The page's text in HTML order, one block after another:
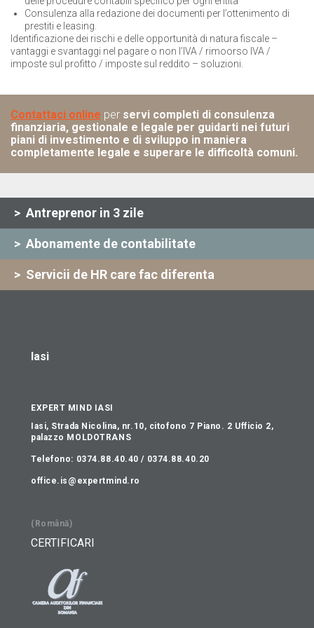
Consulenza alla redazione dei documenti per l’ottenimento di
prestiti e leasing.
Identificazione dei rischi e delle opportunità di natura fiscale –
vantaggi e svantaggi nel pagare o non l’IVA / rimoorso IVA /
imposte sul profitto / imposte sul reddito – soluzioni.
Contattaci online per servi completi di consulenza
finanziaria, gestionale e legale per guidarti nei futuri
piani di investimento e di sviluppo in maniera
completamente legale e superare le difficoltà comuni.
> Antreprenor in 3 zile
> Abonamente de contabilitate
> Servicii de HR care fac diferenta
Iasi
EXPERT MIND IASI
Iasi, Strada Nicolina, nr.10, citofono 7 Piano. 2 Ufficio 2,
palazzo MOLDOTRANS
Telefono: 0374.88.40.40 / 0374.88.40.20
office.is@expertmind.ro
(Română)
CERTIFICARI